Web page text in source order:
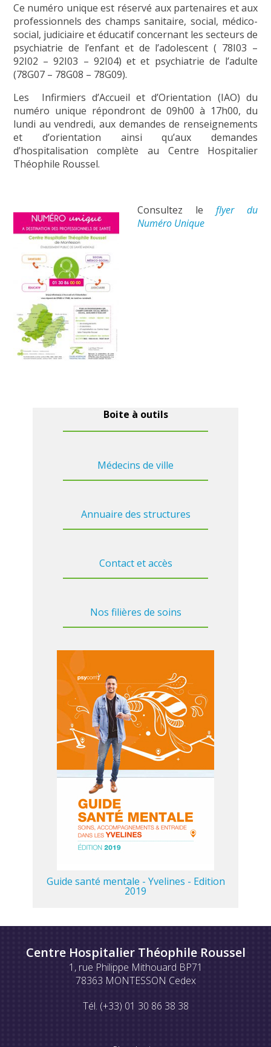
Ce numéro unique est réservé aux partenaires et aux
professionnels des champs sanitaire, social, médico-
social, judiciaire et éducatif concernant les secteurs de
psychiatrie de l’enfant et de l’adolescent ( 78I03 –
92I02 – 92I03 – 92I04) et et psychiatrie de l’adulte
(78G07 – 78G08 – 78G09).
Les Infirmiers d’Accueil et d’Orientation (IAO) du
numéro unique répondront de 09h00 à 17h00, du
lundi au vendredi, aux demandes de renseignements
et d’orientation ainsi qu’aux demandes
d’hospitalisation complète au Centre Hospitalier
Théophile Roussel.
Consultez leflyer du
Numéro Unique
Boite à outils
Médecins de ville
Annuaire des structures
Contact et accès
Nos filières de soins
Guide santé mentale - Yvelines - Edition
2019
Centre Hospitalier Théophile Roussel
1, rue Philippe Mithouard BP71
78363 MONTESSON Cedex
Tél. (+33) 01 30 86 38 38